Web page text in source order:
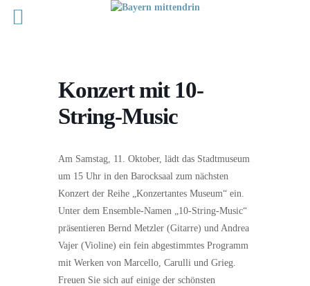
Konzert mit 10-
String-Music
Am Samstag, 11. Oktober, lädt das Stadtmuseum
um 15 Uhr in den Barocksaal zum nächsten
Konzert der Reihe „Konzertantes Museum“ ein.
Unter dem Ensemble-Namen „10-String-Music“
präsentieren Bernd Metzler (Gitarre) und Andrea
Vajer (Violine) ein fein abgestimmtes Programm
mit Werken von Marcello, Carulli und Grieg.
Freuen Sie sich auf einige der schönsten